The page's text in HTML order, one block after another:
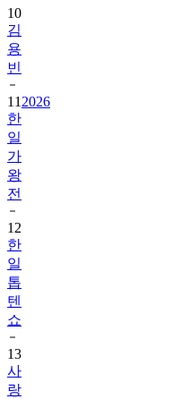
10
김
용
빈
11 2026
한
일
가
왕
전
12
한
일
톱
텐
쇼
13
사
랑